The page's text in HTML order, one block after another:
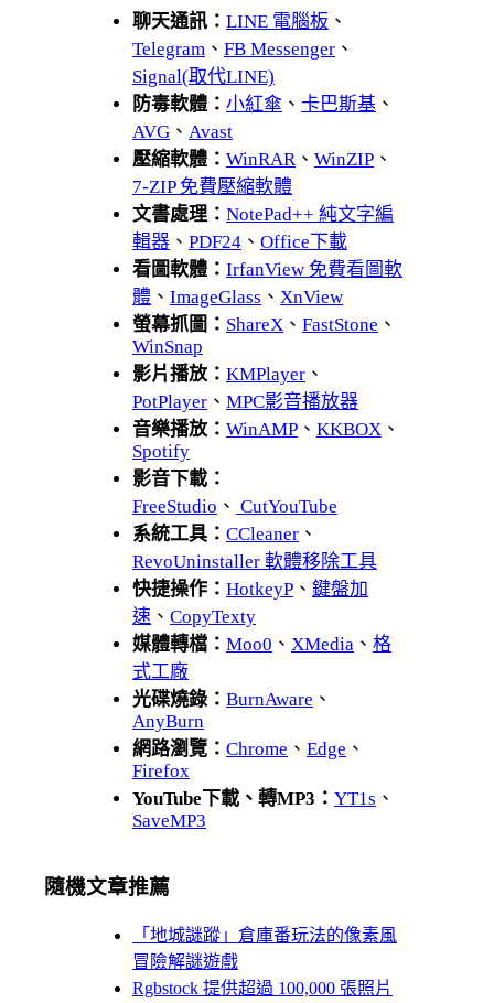
聊天通訊： LINE 電腦板 、
Telegram 、 FB Messenger 、
Signal(取代LINE)
防毒軟體： 小紅傘 、 卡巴斯基 、
AVG 、 Avast
壓縮軟體： WinRAR、 WinZIP 、
7-ZIP 免費壓縮軟體
文書處理： NotePad++ 純文字編
輯器 、 PDF24 、 Office下載
看圖軟體： IrfanView 免費看圖軟
體 、 ImageGlass 、 XnView
螢幕抓圖： ShareX 、 FastStone 、
WinSnap
影片播放： KMPlayer 、
PotPlayer 、 MPC影音播放器
音樂播放： WinAMP 、 KKBOX 、
Spotify
影音下載：
FreeStudio 、 CutYouTube
系統工具： CCleaner 、
RevoUninstaller 軟體移除工具
快捷操作： HotkeyP 、 鍵盤加
速 、 CopyTexty
媒體轉檔： Moo0 、 XMedia 、 格
式工廠
光碟燒錄： BurnAware 、
AnyBurn
網路瀏覽： Chrome 、 Edge 、
Firefox
YouTube下載、轉MP3： YT1s 、
SaveMP3
隨機文章推薦
「地城謎蹤」倉庫番玩法的像素風
冒險解謎遊戲
Rgbstock 提供超過 100,000 張照片